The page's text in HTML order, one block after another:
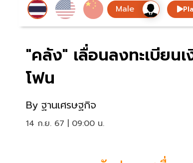
"คลัง" เลื่อนลงทะเบียน
โฟน
By ฐานเศรษฐกิจ
14 ก.ย. 67 | 09:00 น.